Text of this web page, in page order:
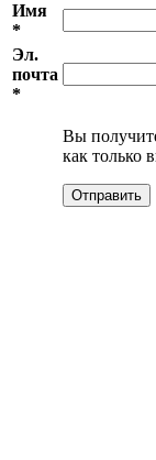
Имя
*
Эл.
почта
*
Вы
как только